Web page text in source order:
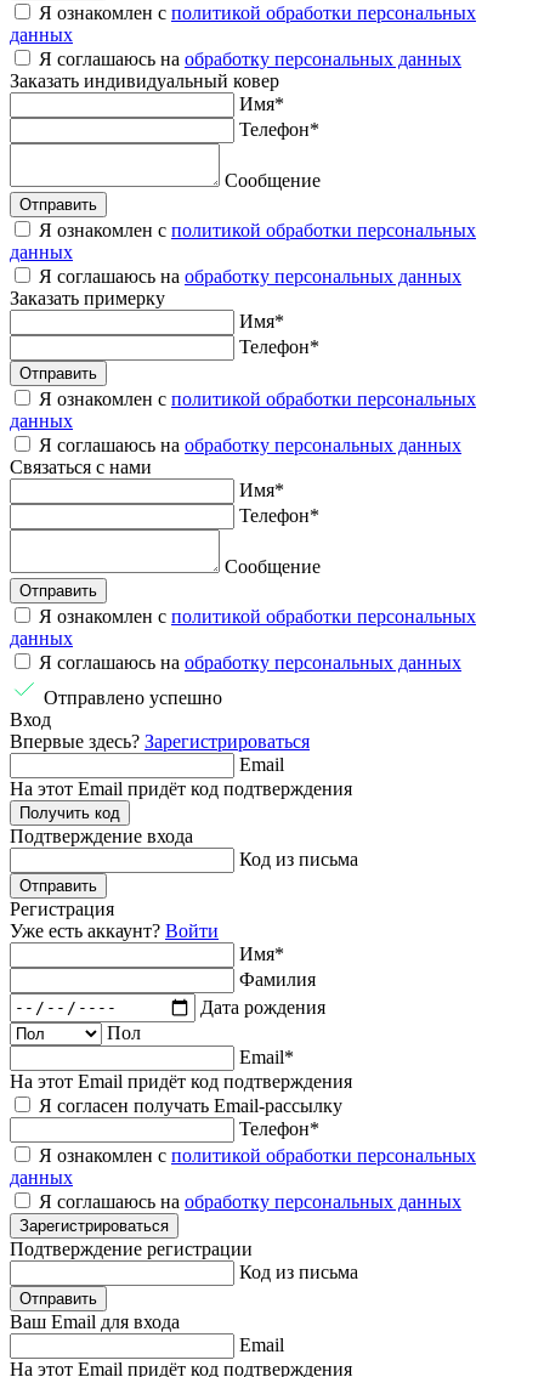
Я ознакомлен с политикой обработки персональных
данных
Я соглашаюсь на обработку персональных данных
Заказать индивидуальный ковер
Имя*
Телефон*
Сообщение
Отправить
Я ознакомлен с политикой обработки персональных
данных
Я соглашаюсь на обработку персональных данных
Заказать примерку
Имя*
Телефон*
Отправить
Я ознакомлен с политикой обработки персональных
данных
Я соглашаюсь на обработку персональных данных
Связаться с нами
Имя*
Телефон*
Сообщение
Отправить
Я ознакомлен с политикой обработки персональных
данных
Я соглашаюсь на обработку персональных данных
Отправлено успешно
Вход
Впервые здесь? Зарегистрироваться
Email
На этот Email придёт код подтверждения
Получить код
Подтверждение входа
Код из письма
Отправить
Регистрация
Уже есть аккаунт? Войти
Имя*
Фамилия
Дата рождения
Пол
Email*
На этот Email придёт код подтверждения
Я согласен получать Email-рассылку
Телефон*
Я ознакомлен с политикой обработки персональных
данных
Я соглашаюсь на обработку персональных данных
Зарегистрироваться
Подтверждение регистрации
Код из письма
Отправить
Ваш Email для входа
Email
На этот Email придёт код подтверждения